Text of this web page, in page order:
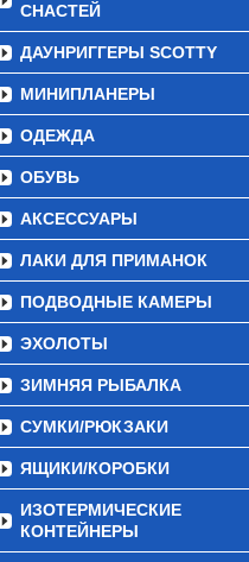
СНАСТЕЙ
ДАУНРИГГЕРЫ SCOTTY
МИНИПЛАНЕРЫ
ОДЕЖДА
ОБУВЬ
АКСЕССУАРЫ
ЛАКИ ДЛЯ ПРИМАНОК
ПОДВОДНЫЕ КАМЕРЫ
ЭХОЛОТЫ
ЗИМНЯЯ РЫБАЛКА
СУМКИ/РЮКЗАКИ
ЯЩИКИ/КОРОБКИ
ИЗОТЕРМИЧЕСКИЕ
КОНТЕЙНЕРЫ